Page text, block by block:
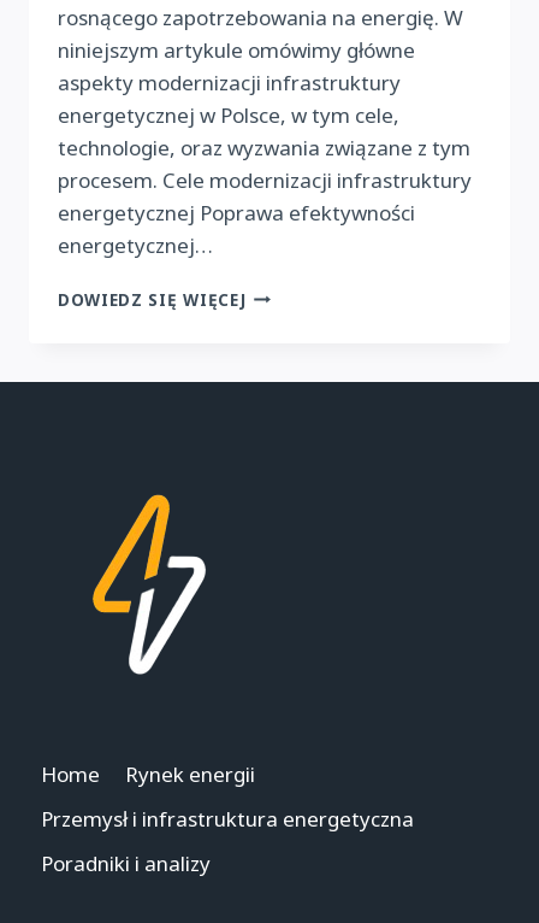
rosnącego zapotrzebowania na energię. W
niniejszym artykule omówimy główne
aspekty modernizacji infrastruktury
energetycznej w Polsce, w tym cele,
technologie, oraz wyzwania związane z tym
procesem. Cele modernizacji infrastruktury
energetycznej Poprawa efektywności
energetycznej…
DOWIEDZ SIĘ WIĘCEJ MODERNIZACJA
Home
Rynek energii
Przemysł i infrastruktura energetyczna
Poradniki i analizy